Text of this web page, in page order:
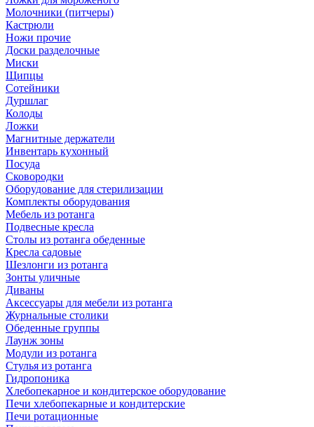
Молочники (питчеры)
Кастрюли
Ножи прочие
Доски разделочные
Миски
Щипцы
Сотейники
Дуршлаг
Колоды
Ложки
Магнитные держатели
Инвентарь кухонный
Посуда
Сковородки
Оборудование для стерилизации
Комплекты оборудования
Мебель из ротанга
Подвесные кресла
Столы из ротанга обеденные
Кресла садовые
Шезлонги из ротанга
Зонты уличные
Диваны
Аксессуары для мебели из ротанга
Журнальные столики
Обеденные группы
Лаунж зоны
Модули из ротанга
Стулья из ротанга
Гидропоника
Хлебопекарное и кондитерское оборудование
Печи хлебопекарные и кондитерские
Печи ротационные